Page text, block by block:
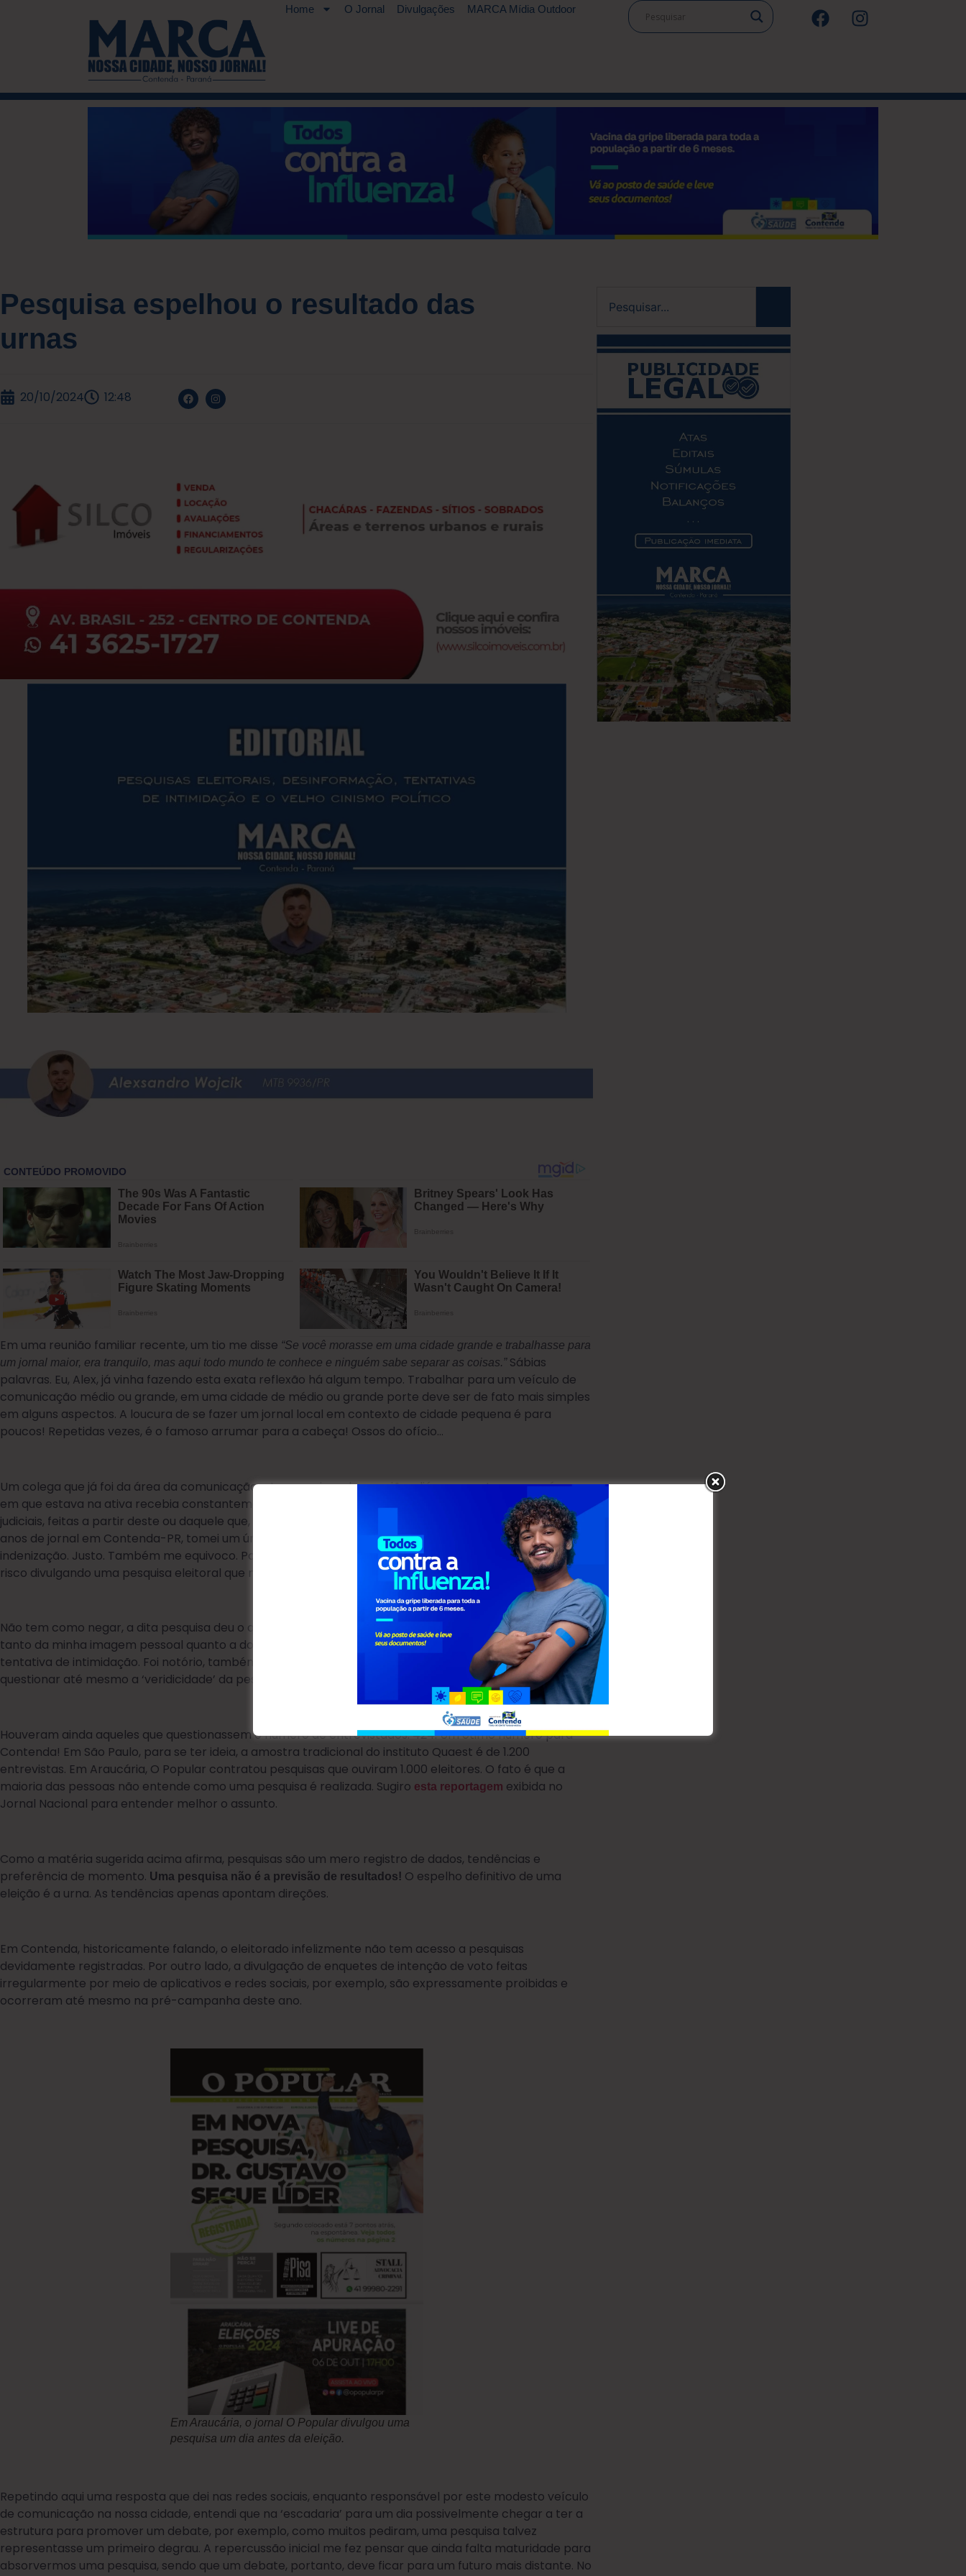
Home O Jornal Divulgações MARCA Mídia Outdoor
Pesquisa espelhou o resultado das
urnas
20/10/2024 12:48
Em uma reunião familiar recente, um tio me disse “Se você morasse em uma cidade grande e trabalhasse para
um jornal maior, era tranquilo, mas aqui todo mundo te conhece e ninguém sabe separar as coisas.”Sábias
palavras. Eu, Alex, já vinha fazendo esta exata reflexão há algum tempo. Trabalhar para um veículo de
comunicação médio ou grande, em uma cidade de médio ou grande porte deve ser de fato mais simples
em alguns aspectos. A loucura de se fazer um jornal local em contexto de cidade pequena é para
poucos! Repetidas vezes, é o famoso arrumar para a cabeça! Ossos do ofício…
Um colega que já foi da área da comunicação e teve um jornal na região, aliás, me contou que na época
em que estava na ativa recebia constantemente a visita do oficial de justiça, lhe entregando intimações
judiciais, feitas a partir deste ou daquele que, por algum motivo, queria processá-lo. Devo dizer que, em 10
anos de jornal em Contenda-PR, tomei um único processo, a partir do qual pago, atualmente, uma
indenização. Justo. Também me equivoco. Porém, jamais colocaria 10 anos de atuação na cidade sob
risco divulgando uma pesquisa eleitoral que não fosse idônea.
Não tem como negar, a dita pesquisa deu o que falar, e o velho cinismo político motivou a difamação
tanto da minha imagem pessoal quanto a do jornal. Até mesmo vídeos circularam numa clara e covarde
tentativa de intimidação. Foi notório, também, que um candidato a prefeito se manifestou de forma a
questionar até mesmo a ‘veridicidade’ da pesquisa.
Houveram ainda aqueles que questionassem o número de entrevistados: 424. Um ótimo número para
Contenda! Em São Paulo, para se ter ideia, a amostra tradicional do instituto Quaest é de 1.200
entrevistas. Em Araucária, O Popular contratou pesquisas que ouviram 1.000 eleitores. O fato é que a
maioria das pessoas não entende como uma pesquisa é realizada. Sugiro esta reportagem exibida no
Jornal Nacional para entender melhor o assunto.
Como a matéria sugerida acima afirma, pesquisas são um mero registro de dados, tendências e
preferência de momento. Uma pesquisa não é a previsão de resultados! O espelho definitivo de uma
eleição é a urna. As tendências apenas apontam direções.
Em Contenda, historicamente falando, o eleitorado infelizmente não tem acesso a pesquisas
devidamente registradas. Por outro lado, a divulgação de enquetes de intenção de voto feitas
irregularmente por meio de aplicativos e redes sociais, por exemplo, são expressamente proibidas e
ocorreram até mesmo na pré-campanha deste ano.
Em Araucária, o jornal O Popular divulgou uma
pesquisa um dia antes da eleição.
Repetindo aqui uma resposta que dei nas redes sociais, enquanto responsável por este modesto veículo
de comunicação na nossa cidade, entendi que na ‘escadaria’ para um dia possivelmente chegar a ter a
estrutura para promover um debate, por exemplo, como muitos pediram, uma pesquisa talvez
representasse um primeiro degrau. A repercussão inicial me fez pensar que ainda falta maturidade para
absorvermos uma pesquisa, sendo que um debate, portanto, deve ficar para um futuro mais distante. No